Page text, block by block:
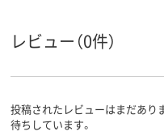
レビュー（0件）
投稿されたレビューはまだあり
待ちしています。